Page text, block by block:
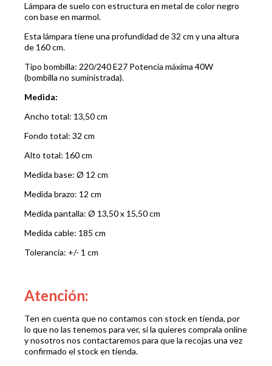
Lámpara de suelo con estructura en metal de color negro
con base en marmol.
Esta lámpara tiene una profundidad de 32 cm y una altura
de 160 cm.
Tipo bombilla: 220/240 E27 Potencia máxima 40W
(bombilla no suministrada).
Medida:
Ancho total: 13,50 cm
Fondo total: 32 cm
Alto total: 160 cm
Medida base: Ø 12 cm
Medida brazo: 12 cm
Medida pantalla: Ø 13,50 x 15,50 cm
Medida cable: 185 cm
Tolerancia: +/- 1 cm
Atención:
Ten en cuenta que no contamos con stock en tienda, por
lo que no las tenemos para ver, si la quieres comprala online
y nosotros nos contactaremos para que la recojas una vez
confirmado el stock en tienda.